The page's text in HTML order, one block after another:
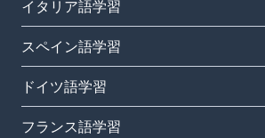
イタリア語学習
スペイン語学習
ドイツ語学習
フランス語学習